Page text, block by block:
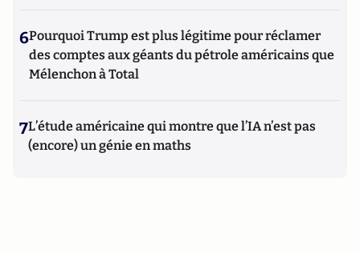
6Pourquoi Trump est plus légitime pour réclamer
des comptes aux géants du pétrole américains que
Mélenchon à Total
7L’étude américaine qui montre que l’IA n’est pas
(encore) un génie en maths